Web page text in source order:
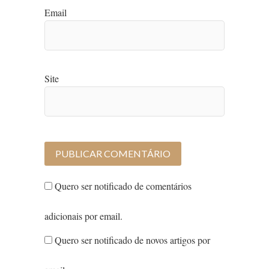
Email
Site
Quero ser notificado de comentários
adicionais por email.
Quero ser notificado de novos artigos por